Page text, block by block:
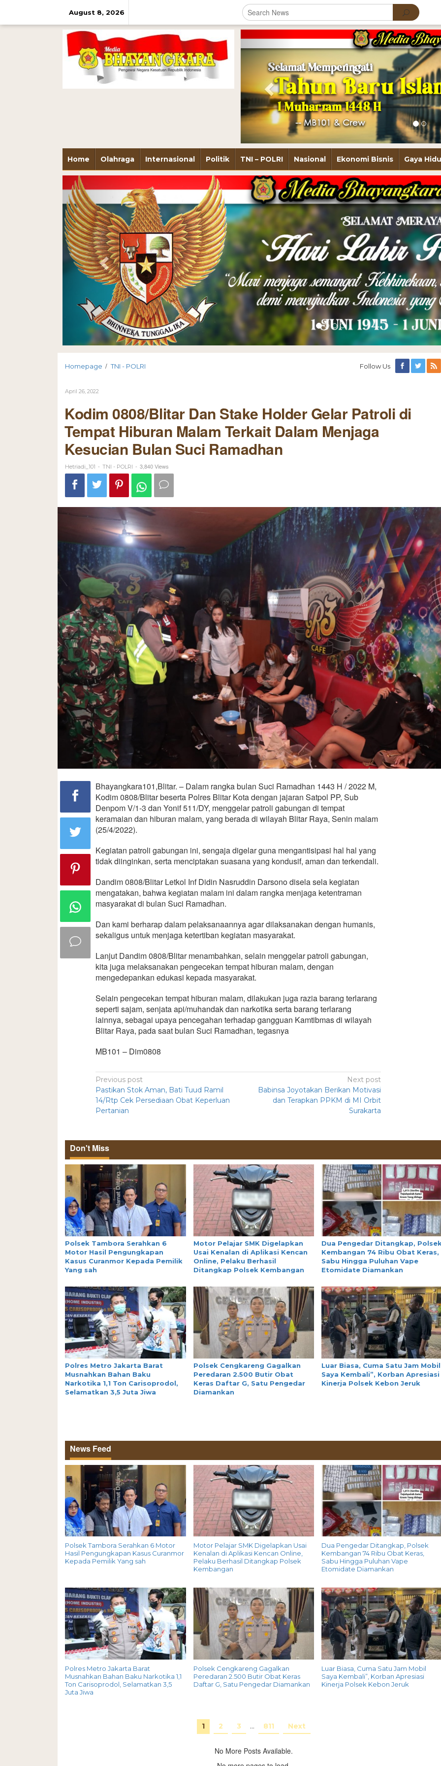
August 8, 2026
Previous
Home Olahraga Internasional Politik TNI – POLRI Nasional Ekonomi Bisnis Gaya
Homepage / TNI - POLRI Follow Us
April 26, 2022
Kodim 0808/Blitar Dan Stake Holder Gelar Patroli di
Tempat Hiburan Malam Terkait Dalam Menjaga
Kesucian Bulan Suci Ramadhan
Hetriadi_101 - TNI - POLRI - 3,840 Views
Bhayangkara101,Blitar. – Dalam rangka bulan Suci Ramadhan 1443 H / 2022 M,
Kodim 0808/Blitar beserta Polres Blitar Kota dengan jajaran Satpol PP, Sub
Denpom V/1-3 dan Yonif 511/DY, menggelar patroli gabungan di tempat
keramaian dan hiburan malam, yang berada di wilayah Blitar Raya, Senin malam
(25/4/2022).
Kegiatan patroli gabungan ini, sengaja digelar guna mengantisipasi hal hal yang
tidak diinginkan, serta menciptakan suasana yang kondusif, aman dan terkendali.
Dandim 0808/Blitar Letkol Inf Didin Nasruddin Darsono disela sela kegiatan
mengatakan, bahwa kegiatan malam ini dalam rangka menjaga ketentraman
masyarakat di bulan Suci Ramadhan.
Dan kami berharap dalam pelaksanaannya agar dilaksanakan dengan humanis,
sekaligus untuk menjaga ketertiban kegiatan masyarakat.
Lanjut Dandim 0808/Blitar menambahkan, selain menggelar patroli gabungan,
kita juga melaksanakan pengecekan tempat hiburan malam, dengan
mengedepankan edukasi kepada masyarakat.
Selain pengecekan tempat hiburan malam, dilakukan juga razia barang terlarang
seperti sajam, senjata api/muhandak dan narkotika serta barang terlarang
lainnya, sebagai upaya pencegahan terhadap gangguan Kamtibmas di wilayah
Blitar Raya, pada saat bulan Suci Ramadhan, tegasnya
MB101 – Dim0808
Previous post
Pastikan Stok Aman, Bati Tuud Ramil
14/Rtp Cek Persediaan Obat Keperluan
Pertanian
Next post
Babinsa Joyotakan Berikan Motivasi
dan Terapkan PPKM di MI Orbit
Surakarta
Don't Miss
Polsek Tambora Serahkan 6
Motor Hasil Pengungkapan
Kasus Curanmor Kepada Pemilik
Yang sah
Motor Pelajar SMK Digelapkan
Usai Kenalan di Aplikasi Kencan
Online, Pelaku Berhasil
Ditangkap Polsek Kembangan
Dua Pengedar Ditangkap, Polsek
Kembangan 74 Ribu Obat Keras,
Sabu Hingga Puluhan Vape
Etomidate Diamankan
Polres Metro Jakarta Barat
Musnahkan Bahan Baku
Narkotika 1,1 Ton Carisoprodol,
Selamatkan 3,5 Juta Jiwa
Polsek Cengkareng Gagalkan
Peredaran 2.500 Butir Obat
Keras Daftar G, Satu Pengedar
Diamankan
Luar Biasa, Cuma Satu Jam Mobil
Saya Kembali”, Korban Apresiasi
Kinerja Polsek Kebon Jeruk
News Feed
Polsek Tambora Serahkan 6 Motor
Hasil Pengungkapan Kasus Curanmor
Kepada Pemilik Yang sah
Motor Pelajar SMK Digelapkan Usai
Kenalan di Aplikasi Kencan Online,
Pelaku Berhasil Ditangkap Polsek
Kembangan
Dua Pengedar Ditangkap, Polsek
Kembangan 74 Ribu Obat Keras,
Sabu Hingga Puluhan Vape
Etomidate Diamankan
Polres Metro Jakarta Barat
Musnahkan Bahan Baku Narkotika 1,1
Ton Carisoprodol, Selamatkan 3,5
Juta Jiwa
Polsek Cengkareng Gagalkan
Peredaran 2.500 Butir Obat Keras
Daftar G, Satu Pengedar Diamankan
Luar Biasa, Cuma Satu Jam Mobil
Saya Kembali”, Korban Apresiasi
Kinerja Polsek Kebon Jeruk
1 2 3 … 811 Next
No More Posts Available.